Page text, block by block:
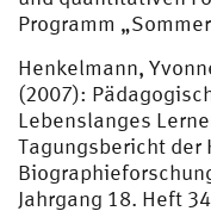
Programm
Henkelmann,
(2007):
Lebenslanges
Tagungsbericht der
Jahrgang 18. Heft